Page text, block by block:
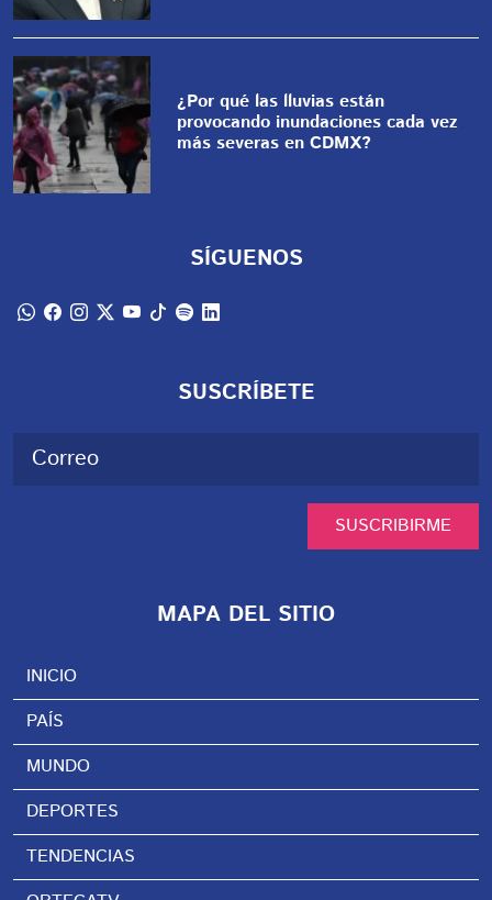
¿Por qué las lluvias están
provocando inundaciones cada vez
más severas en CDMX?
SÍGUENOS
SUSCRÍBETE
SUSCRIBIRME
MAPA DEL SITIO
INICIO
PAÍS
MUNDO
DEPORTES
TENDENCIAS